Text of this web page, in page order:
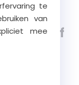
5e
en
te
van
mee